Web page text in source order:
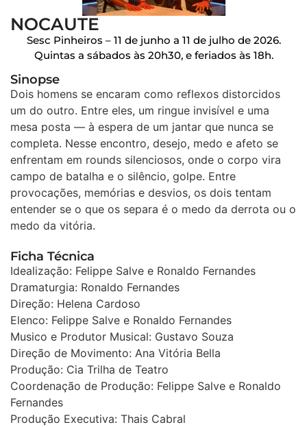
NOCAUTE
Sesc Pinheiros – 11 de junho a 11 de julho de 2026.
Quintas a sábados às 20h30, e feriados às 18h.
Sinopse
Dois homens se encaram como reflexos distorcidos
um do outro. Entre eles, um ringue invisível e uma
mesa posta — à espera de um jantar que nunca se
completa. Nesse encontro, desejo, medo e afeto se
enfrentam em rounds silenciosos, onde o corpo vira
campo de batalha e o silêncio, golpe. Entre
provocações, memórias e desvios, os dois tentam
entender se o que os separa é o medo da derrota ou o
medo da vitória.
Ficha Técnica
Idealização: Felippe Salve e Ronaldo Fernandes
Dramaturgia: Ronaldo Fernandes
Direção: Helena Cardoso
Elenco: Felippe Salve e Ronaldo Fernandes
Musico e Produtor Musical: Gustavo Souza
Direção de Movimento: Ana Vitória Bella
Produção: Cia Trilha de Teatro
Coordenação de Produção: Felippe Salve e Ronaldo
Fernandes
Produção Executiva: Thais Cabral